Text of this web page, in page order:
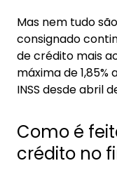
Mas nem tudo
consignado
de crédito mais
máxima de
INSS desde abril
Como é
crédito no